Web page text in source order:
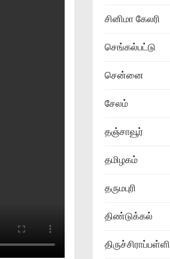
சினிமா கேலரி
செங்கல்பட்டு
சென்னை
சேலம்
தஞ்சாவூர்
தமிழகம்
தருமபுரி
திண்டுக்கல்
திருச்சிராப்பள்ளி